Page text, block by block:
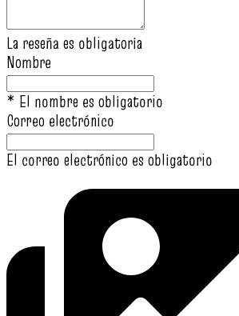
La reseña es obligatoria
Nombre
* El nombre es obligatorio
Correo electrónico
El correo electrónico es obligatorio